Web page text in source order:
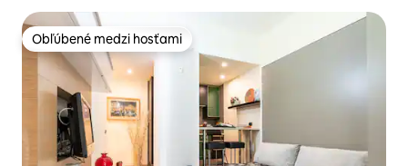
Obľúbené medzi hosťami
Obľúbené medzi hosťami